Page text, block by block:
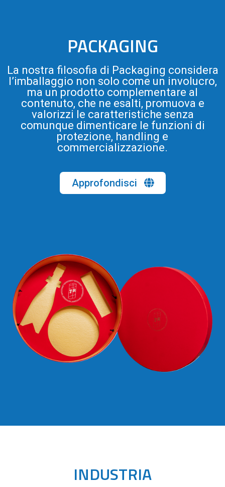
PACKAGING
La nostra filosofia di Packaging considera
l’imballaggio non solo come un involucro,
ma un prodotto complementare al
contenuto, che ne esalti, promuova e
valorizzi le caratteristiche senza
comunque dimenticare le funzioni di
protezione, handling e
commercializzazione.
Approfondisci
INDUSTRIA